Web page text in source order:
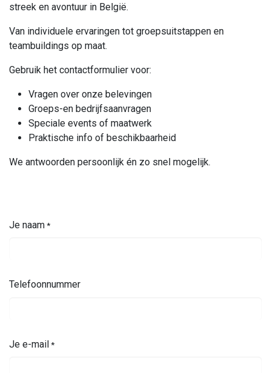
Contactformulier
Terroir Tours organiseert unieke belevingen rond wijn,
streek en avontuur in België.
Van individuele ervaringen tot groepsuitstappen en
teambuildings op maat.
Gebruik het contactformulier voor:
Groeps-en bedrijfsaanvragen
We antwoorden persoonlijk én zo snel mogelijk.
Je naam*
Telefoonnummer